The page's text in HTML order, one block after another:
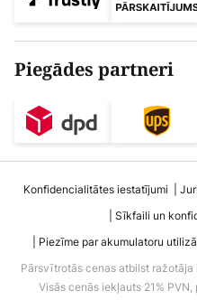
Piegādes partneri
Konfidencialitātes iestatījumi
Sīkfaili un
Piezīme par akumulatoru
Pārsvītrotās cenas atbilst
Visās cenās iekļauts 21%